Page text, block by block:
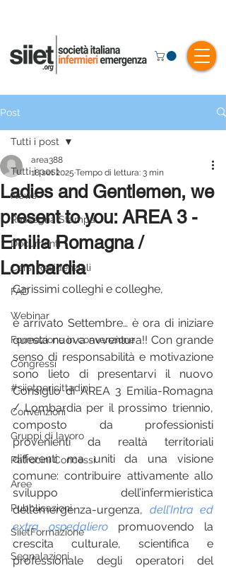
Post
Tutti i post
News
Rassegna Stampa
Documenti
Corsi Residenziali
FAD
Webinar
Formazione in convenzione
Congressi
#siietpericittadini
Convenzioni
Gruppi di lavoro
Patrocini Concessi
Aree
Pubblicazioni
SiietFormazione
Segnalazioni
Tutti i post
Ladies and Gentlemen, we
present to you: AREA 3 -
Emilia Romagna /
Lombardia
area388
18 set 2025 Tempo di lettura: 3 min
Carissimi colleghi e colleghe,
è arrivato Settembre… è ora di iniziare
questa nuova avventura!! Con grande
senso di responsabilità e motivazione
sono lieto di presentarvi il nuovo
Consiglio di AREA 3 Emilia-Romagna
/ Lombardia per il prossimo triennio,
composto da professionisti
provenienti da realtà territoriali
differenti ma uniti da una visione
comune: contribuire attivamente allo
sviluppo dell’infermieristica
dell’emergenza-urgenza, dell’Intra ed
extra ospedaliero
promuovendo la
crescita culturale, scientifica e
professionale degli operatori del